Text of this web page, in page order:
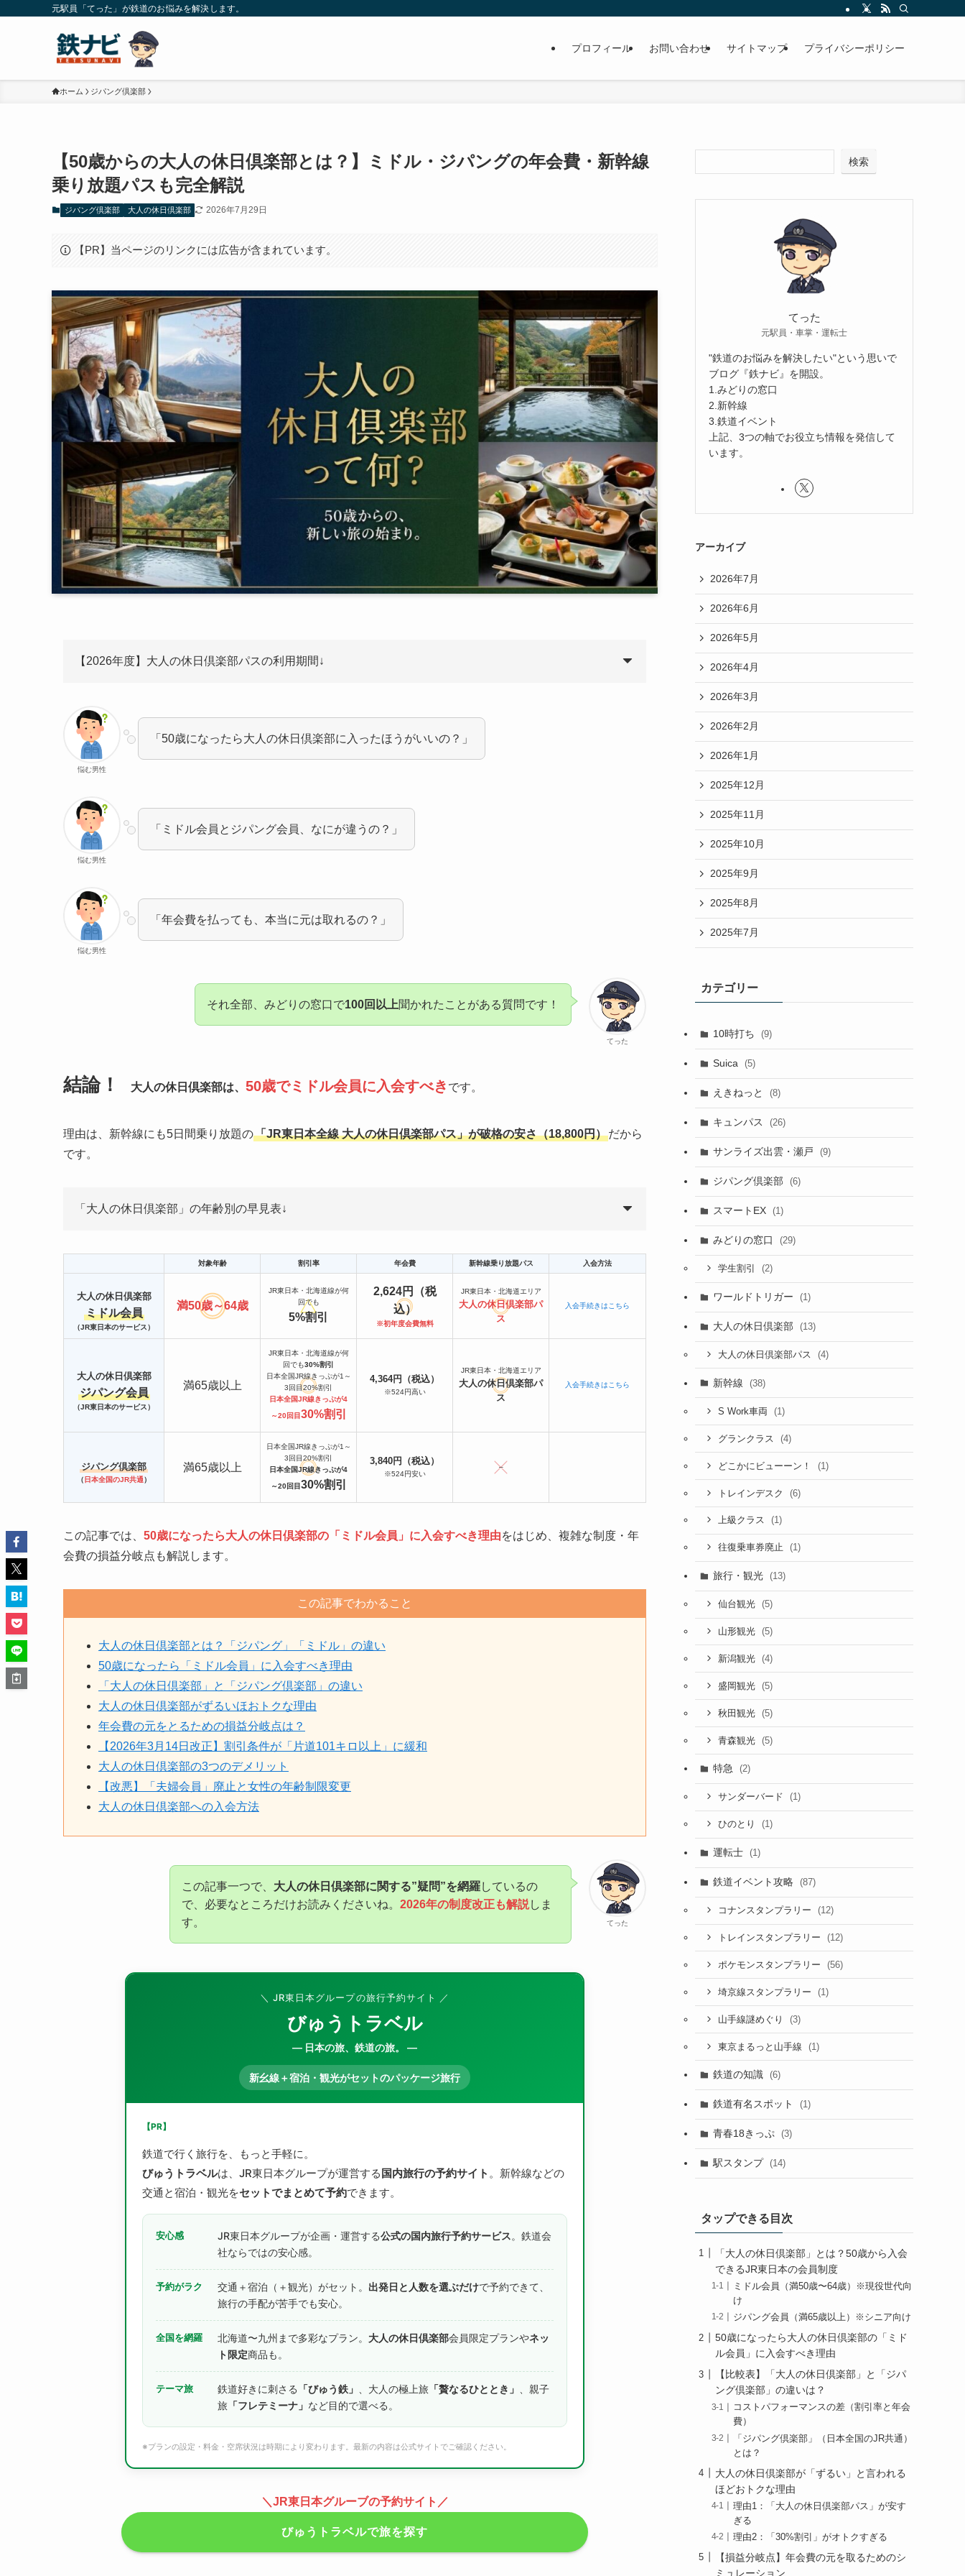
元駅員「てった」が鉄道のお悩みを解決します。
プロフィール お問い合わせ サイトマップ プライバシーポリシー
ホーム ジパング倶楽部
【50歳からの大人の休日倶楽部とは？】ミドル・ジパングの年会費・新幹線
乗り放題パスも完全解説
ジパング倶楽部 大人の休日倶楽部 2026年7月29日
【PR】当ページのリンクには広告が含まれています。
【2026年度】大人の休日倶楽部パスの利用期間↓
悩む男性
「50歳になったら大人の休日倶楽部に入ったほうがいいの？」
悩む男性
「ミドル会員とジパング会員、なにが違うの？」
悩む男性
「年会費を払っても、本当に元は取れるの？」
てった
それ全部、みどりの窓口で100回以上聞かれたことがある質問です！
結論！ 大人の休日倶楽部は、 50歳でミドル会員に入会すべき です。
理由は、新幹線にも5日間乗り放題の「JR東日本全線 大人の休日倶楽部パス」が破格の安さ（18,800円）だから
です。
「大人の休日倶楽部」の年齢別の早見表↓
対象年齢 割引率 年会費 新幹線乗り放題パス 入会方法
大人の休日倶楽部
ミドル会員
（JR東日本のサービス）
満50歳～64歳
JR東日本・北海道線が何
回でも
5%割引
2,624円（税
込）
※初年度会費無料
JR東日本・北海道エリア
大人の休日倶楽部パ
ス
入会手続きはこちら
大人の休日倶楽部
ジパング会員
（JR東日本のサービス）
満65歳以上
JR東日本・北海道線が何
回でも30%割引
日本全国JR線きっぷが1～
3回目20%割引
日本全国JR線きっぷが4
～20回目30%割引
4,364円（税込）
※524円高い
JR東日本・北海道エリア
大人の休日倶楽部パ
ス
入会手続きはこちら
ジパング倶楽部
（ 日本全国のJR共通）
満65歳以上
日本全国JR線きっぷが1～
3回目20%割引
日本全国JR線きっぷが4
～20回目30%割引
3,840円（税込）
※524円安い
–
この記事では、 50歳になったら大人の休日倶楽部の「ミドル会員」に入会すべき理由をはじめ、複雑な制度・年
会費の損益分岐点も解説します。
この記事でわかること
大人の休日倶楽部とは？「ジパング」「ミドル」の違い
50歳になったら「ミドル会員」に入会すべき理由
「大人の休日倶楽部」と「ジパング倶楽部」の違い
大人の休日倶楽部がずるいほおトクな理由
年会費の元をとるための損益分岐点は？
【2026年3月14日改正】割引条件が「片道101キロ以上」に緩和
大人の休日倶楽部の3つのデメリット
【改悪】「夫婦会員」廃止と女性の年齢制限変更
大人の休日倶楽部への入会方法
てった
この記事一つで、 大人の休日倶楽部に関する”疑問”を網羅しているの
で、必要なところだけお読みくださいね。 2026年の制度改正も解説しま
す。
＼ JR東日本グループの旅行予約サイト ／
びゅうトラベル
― 日本の旅、鉄道の旅。 ―
新幺線＋宿泊・観光がセットのパッケージ旅行
【PR】
鉄道で行く旅行を、もっと手軽に。
びゅうトラベルは、JR東日本グループが運営する 国内旅行の予約サイト 。新幹線などの
交通と宿泊・観光をセットでまとめて予約できます。
安心感 JR東日本グループが企画・運営する公式の国内旅行予約サービス。鉄道会
社ならではの安心感。
予約がラク 交通＋宿泊（＋観光）がセット。 出発日と人数を選ぶだけで予約できて、
旅行の手配が苦手でも安心。
全国を網羅 北海道〜九州まで多彩なプラン。 大人の休日倶楽部会員限定プランやネッ
ト限定商品も。
テーマ旅 鉄道好きに刺さる 「びゅう鉄」 、大人の極上旅 「贅なるひととき」
、親子
旅 「フレテミーナ」 など目的で選べる。
※プランの設定・料金・空席状況は時期により変わります。最新の内容は公式サイトでご確認ください。
＼JR東日本グルーブの予約サイト／
びゅうトラベルで旅を探す
検索
てった
元駅員・車掌・運転士
"鉄道のお悩みを解決したい"という思いで
ブログ『鉄ナビ』を開設。
1.みどりの窓口
2.新幹線
3.鉄道イベント
上記、3つの軸でお役立ち情報を発信して
います。
アーカイブ
2026年7月
2026年6月
2026年5月
2026年4月
2026年3月
2026年2月
2026年1月
2025年12月
2025年11月
2025年10月
2025年9月
2025年8月
2025年7月
カテゴリー
10時打ち (9)
Suica (5)
えきねっと (8)
キュンパス (26)
サンライズ出雲・瀬戸 (9)
ジパング倶楽部 (6)
スマートEX (1)
みどりの窓口 (29)
学生割引 (2)
ワールドトリガー (1)
大人の休日倶楽部 (13)
大人の休日倶楽部パス (4)
新幹線 (38)
S Work車両 (1)
グランクラス (4)
どこかにビューーン！ (1)
トレインデスク (6)
上級クラス (1)
往復乗車券廃止 (1)
旅行・観光 (13)
仙台観光 (5)
山形観光 (5)
新潟観光 (4)
盛岡観光 (5)
秋田観光 (5)
青森観光 (5)
特急 (2)
サンダーバード (1)
ひのとり (1)
運転士 (1)
鉄道イベント攻略 (87)
コナンスタンプラリー (12)
トレインスタンプラリー (12)
ポケモンスタンプラリー (56)
埼京線スタンプラリー (1)
山手線謎めぐり (3)
東京まるっと山手線 (1)
鉄道の知識 (6)
鉄道有名スポット (1)
青春18きっぷ (3)
駅スタンプ (14)
タップできる目次
「大人の休日倶楽部」とは？50歳から入会
できるJR東日本の会員制度
ミドル会員（満50歳〜64歳）※現役世代向
け
ジパング会員（満65歳以上）※シニア向け
50歳になったら大人の休日倶楽部の「ミド
ル会員」に入会すべき理由
【比較表】「大人の休日倶楽部」と「ジパ
ング倶楽部」の違いは？
コストパフォーマンスの差（割引率と年会
費）
「ジパング倶楽部」（日本全国のJR共通）
とは？
大人の休日倶楽部が「ずるい」と言われる
ほどおトクな理由
理由1：「大人の休日倶楽部パス」が安す
ぎる
理由2：「30%割引」がオトクすぎる
【損益分岐点】年会費の元を取るためのシ
ミュレーション